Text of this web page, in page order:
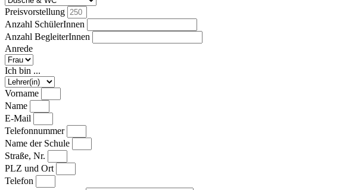
Preisvorstellung
Anzahl SchülerInnen
Anzahl BegleiterInnen
Anrede
Ich bin ...
Vorname
Name
E-Mail
Telefonnummer
Name der Schule
Straße, Nr.
PLZ und Ort
Telefon